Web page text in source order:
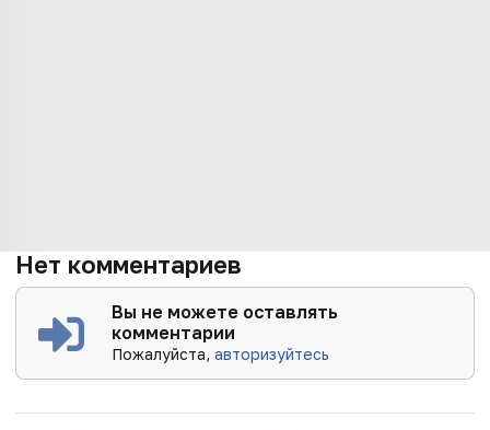
Нет комментариев
Вы не можете оставлять
комментарии
Пожалуйста,авторизуйтесь